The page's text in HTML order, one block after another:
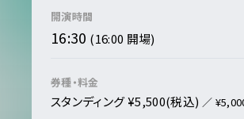
開演時間
16:30 (16:00 開場)
券種・料金
スタンディング ¥5,500(税込) ／